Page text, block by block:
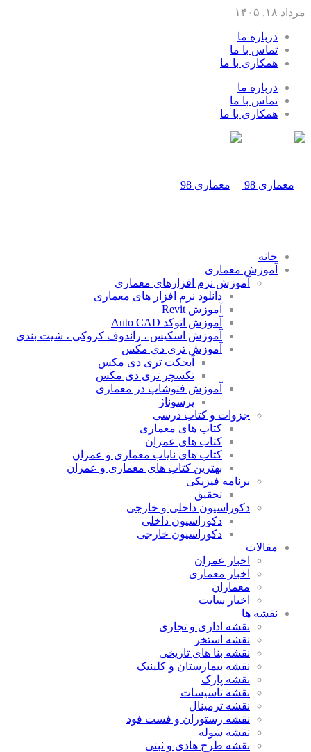
مرداد ۱۸, ۱۴۰۵
درباره ما
تماس با ما
همکاری با ما
درباره ما
تماس با ما
همکاری با ما
خانه
آموزش معماری
آموزش نرم افزارهای معماری
دانلود نرم افزار های معماری
آموزش Revit
آموزش اتوکد Auto CAD
آموزش اسکیس ، راندوف کروکی ، شیت بندی
آموزش تری دی مکس
آبجکت تری دی مکس
تکسچر تری دی مکس
آموزش فتوشاپ در معماری
پرسوناژ
جزوات و کتاب درسی
کتاب های معماری
کتاب های عمران
کتاب های نایاب معماری و عمران
بهترین کتاب های معماری و عمران
برنامه فیزیکی
تحقیق
دکوراسیون داخلی و خارجی
دکوراسیون داخلی
دکوراسیون خارجی
مقالات
اخبار عمران
اخبار معماری
معماران
اخبار سایت
نقشه ها
نقشه اداری و تجاری
نقشه استخر
نقشه بنا های تاریخی
نقشه بیمارستان و کلینیک
نقشه پارک
نقشه تاسیسات
نقشه ترمینال
نقشه رستوران و فست فود
نقشه سوله
نقشه طرح هادی و ثبتی